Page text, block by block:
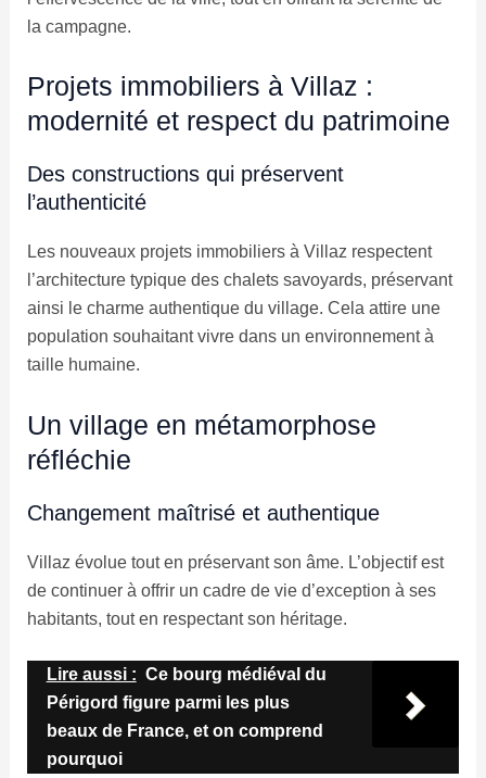
la campagne.
Projets immobiliers à Villaz :
modernité et respect du patrimoine
Des constructions qui préservent
l’authenticité
Les nouveaux projets immobiliers à Villaz respectent
l’architecture typique des chalets savoyards, préservant
ainsi le charme authentique du village. Cela attire une
population souhaitant vivre dans un environnement à
taille humaine.
Un village en métamorphose
réfléchie
Changement maîtrisé et authentique
Villaz évolue tout en préservant son âme. L’objectif est
de continuer à offrir un cadre de vie d’exception à ses
habitants, tout en respectant son héritage.
Lire aussi : Ce bourg médiéval du
Périgord figure parmi les plus
beaux de France, et on comprend
pourquoi